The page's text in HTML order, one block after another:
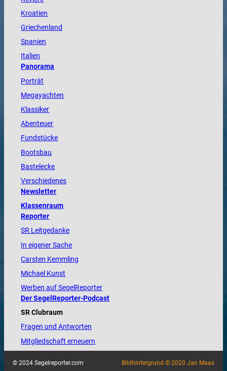
Kroatien
Griechenland
Spanien
Italien
Panorama
Porträt
Megayachten
Klassiker
Abenteuer
Fundstücke
Bootsbau
Bastelecke
Verschiedenes
Newsletter
Klassenraum
Reporter
SR Leitgedanke
In eigener Sache
Carsten Kemmling
Michael Kunst
Werben auf SegelReporter
Der SegelReporter-Podcast
SR Clubraum
Fragen und Antworten
Mitgliedschaft erneuern
© 2024 Segelreporter.com Bildhintergrund © 2020 Jan Maas